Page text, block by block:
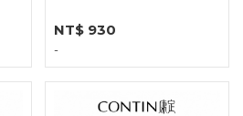
NT$ 930
-